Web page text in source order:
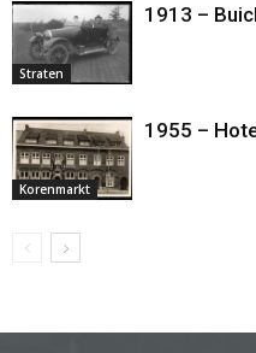
Straten
1913 –
Korenmarkt
1955 –